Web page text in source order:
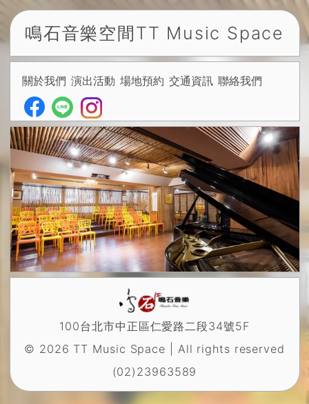
鳴石音樂空間TT Music Space
關於我們 演出活動 場地預約 交通資訊 聯絡我們
100台北市中正區仁愛路二段34號5F
© 2026 TT Music Space | All rights reserved
(02)23963589